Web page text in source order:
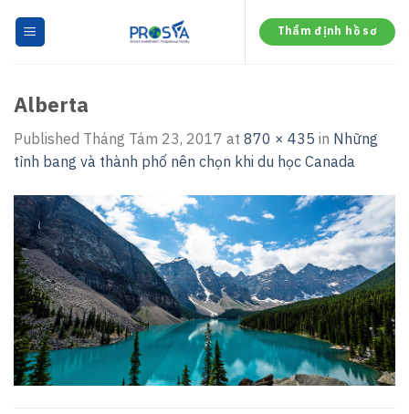
Thẩm định hồ sơ
Alberta
Published Tháng Tám 23, 2017 at 870 × 435 in Những
tỉnh bang và thành phố nên chọn khi du học Canada